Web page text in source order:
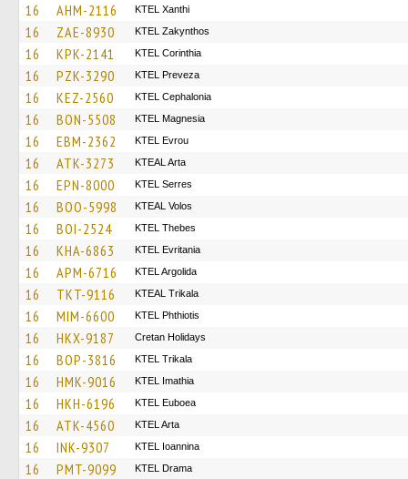
16 AHM-2116 KTEL Xanthi
16 ZAE-8930 KTEL Zakynthos
16 KPK-2141 KTEL Corinthia
16 PZK-3290 KTEL Preveza
16 KEZ-2560 KTEL Cephalonia
16 BON-5508 ΚΤΕL Magnesia
16 EBM-2362 KTEL Evrou
16 ATK-3273 KTEAL Arta
16 EPN-8000 KTEL Serres
16 BOO-5998 KTEAL Volos
16 BOI-2524 KTEL Thebes
16 KHA-6863 ΚΤΕL Evritania
16 APM-6716 KTEL Argolida
16 TKT-9116 KTEAL Trikala
16 MIM-6600 ΚΤΕL Phthiotis
16 HKX-9187 Cretan Holidays
16 BOP-3816 ΚΤΕL Τrikala
16 HMK-9016 KTEL Imathia
16 HKH-6196 ΚΤΕL Euboea
16 ATK-4560 KTEL Arta
16 INK-9307 KTEL Ioannina
16 PMT-9099 KTEL Drama